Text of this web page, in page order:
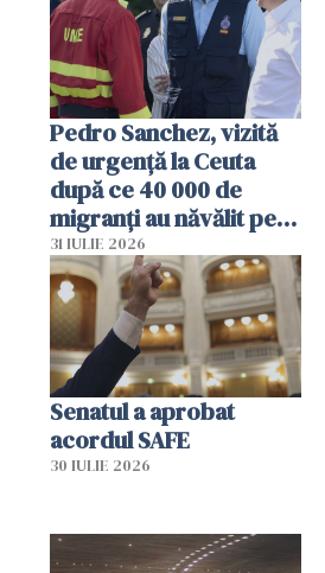
Pedro Sanchez, vizită
de urgență la Ceuta
după ce 40 000 de
migranți au năvălit pe
teritoriul spaniol: „Vom
mobiliza toate
resursele"
31 IULIE 2026
Senatul a aprobat
acordul SAFE
30 IULIE 2026